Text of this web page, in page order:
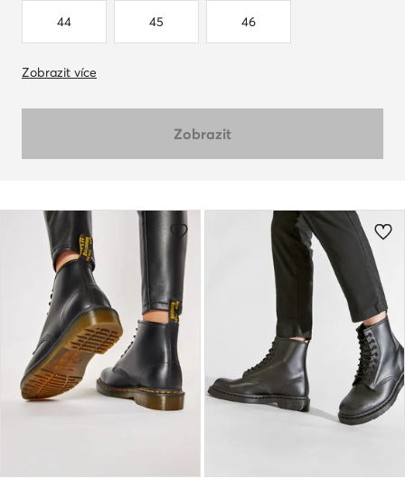
44 45 46
Zobrazit více
Zobrazit